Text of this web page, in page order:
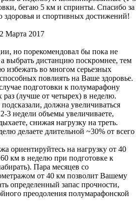
бегаю 5 км и спринты. Спасибо за
и спортивных достижений!
Марта 2017
но порекомендовал бы пока не
выбрать дистанцию поскромнее, тем
избежать во многом серьезных
повлиять на Ваше здоровье.
подготовки к полумарафону
раз (лучше от четырех) в неделю.
должна увеличиваться
3 недели объемы увеличиваете,
снижая нагрузку на треть.
делаете длительной ~30% от всего
ориентируйтесь на нагрузку от 40
км в неделю при подготовке к
Пара месяцев со
от 40 км позволит Вашему
определенный запас прочности,
преодоления полумарафонской